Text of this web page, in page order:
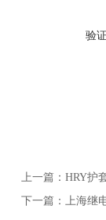
验
上一篇： HRY护
下一篇： 上海继